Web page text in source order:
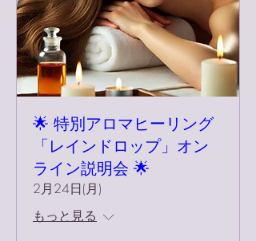
🌟 特別アロマヒーリング
「レインドロップ」オン
ライン説明会 🌟
2月24日(月)
もっと見る